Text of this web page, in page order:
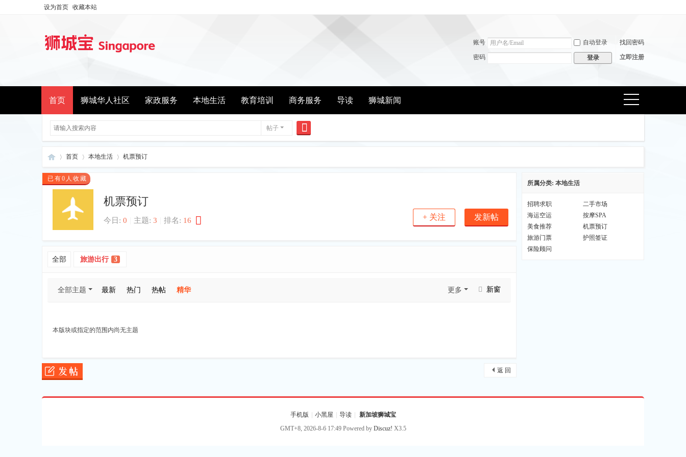
设为首页 收藏本站
账号 自动登录 找回密码
密码 登录 立即注册
首页 狮城华人社区 家政服务 本地生活 教育培训 商务服务 导读 狮城新闻
帖子
搜
首页 本地生活 机票预订
机票预订
已有0人收藏
今日: 0 主题: 3 排名: 16 + 关注 发新帖
全部 旅游出行 3
新窗
全部主题 最新 热门 热帖 精华 更多
本版块或指定的范围内尚无主题
返 回
所属分类: 本地生活
招聘求职
二手市场
海运空运
按摩SPA
美食推荐
机票预订
旅游门票
护照签证
保险顾问
手机版 小黑屋 导读
新加坡狮城宝
GMT+8, 2026-8-6 17:49Powered by Discuz! X3.5